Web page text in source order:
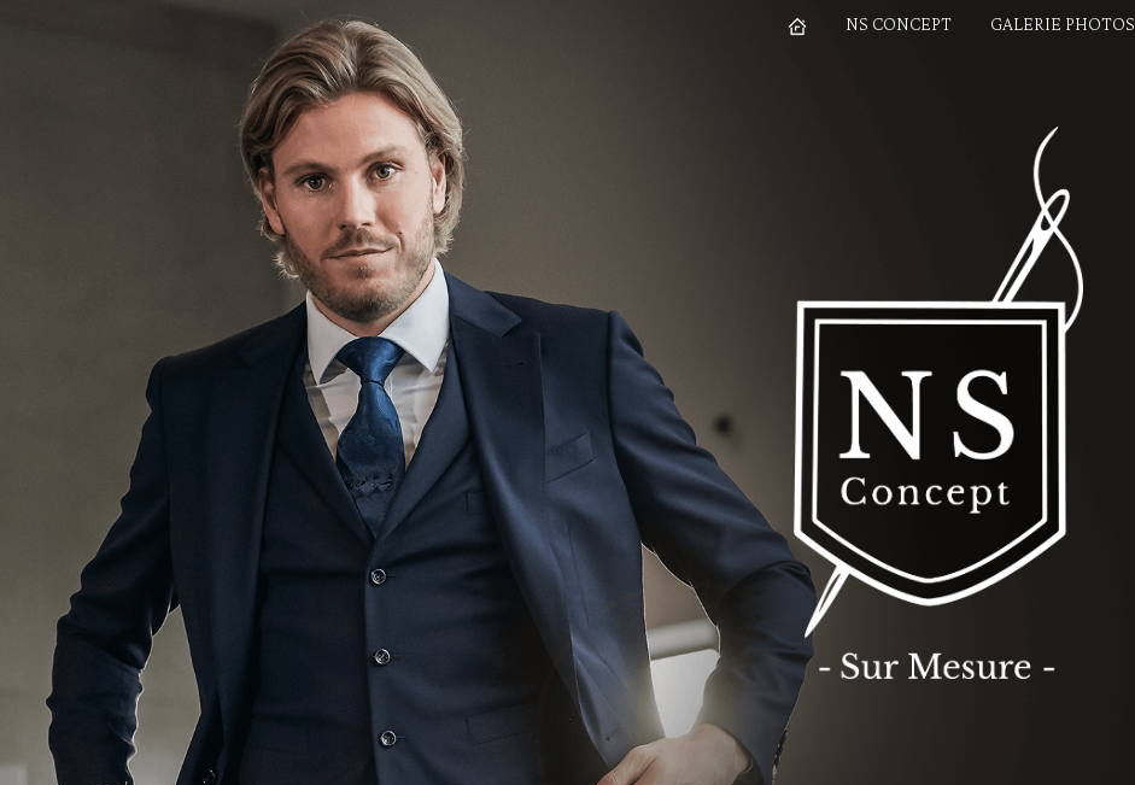
NS CONCEPT GALERIE PHOTOS